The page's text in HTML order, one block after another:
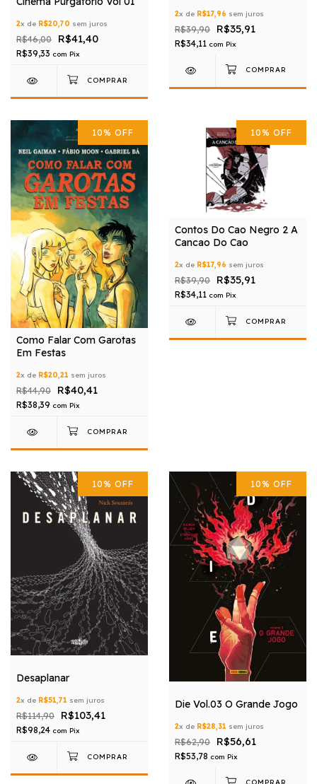
2x de R$20,70 sem juros
R$46,00 R$41,40
R$39,33 com Pix
2x de R$17,96 sem juros
R$39,90 R$35,91
R$34,11 com Pix
10% OFF
Como Falar Com Garotas
Em Festas
2x de R$20,21 sem juros
R$44,90 R$40,41
R$38,39 com Pix
10% OFF
Contos Do Cao Negro 2 A
Cancao Do Cao
2x de R$17,96 sem juros
R$39,90 R$35,91
R$34,11 com Pix
10% OFF
Desaplanar
2x de R$51,71 sem juros
R$114,90 R$103,41
R$98,24 com Pix
10% OFF
Die Vol.03 O Grande Jogo
2x de R$28,31 sem juros
R$62,90 R$56,61
R$53,78 com Pix